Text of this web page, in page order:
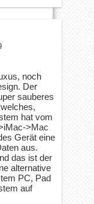
noch
Der
sauberes
hat vom
>Mac
Gerät eine
aus.
das ist der
alternative
PC, Pad
auf